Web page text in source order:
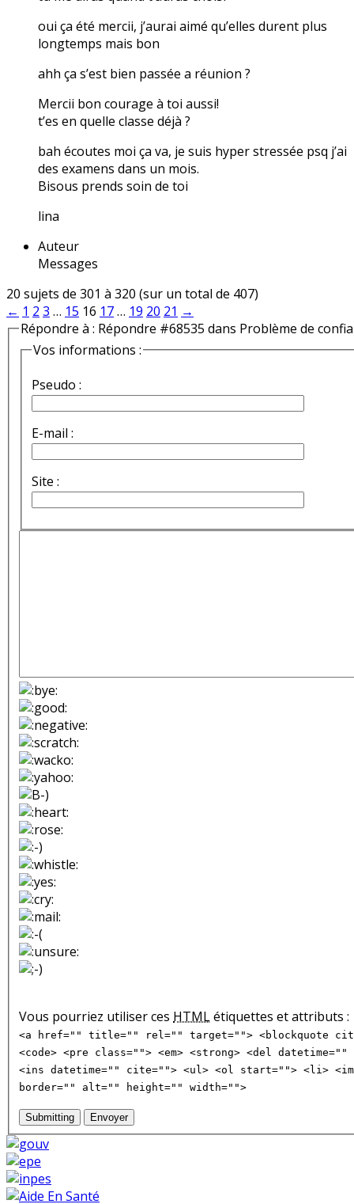
oui ça été mercii, j’aurai aimé qu’elles durent plus
longtemps mais bon
ahh ça s’est bien passée a réunion ?
Mercii bon courage à toi aussi!
t’es en quelle classe déjà ?
bah écoutes moi ça va, je suis hyper stressée psq j’ai
des examens dans un mois.
Bisous prends soin de toi
lina
Auteur
Messages
20 sujets de 301 à 320 (sur un total de 407)
← 1 2 3 … 15 16 17… 19 20 21 →
Répondre à : Répondre #68535 dans Problème de
Vos informations :
Pseudo :
E-mail :
Site :
Vous pourriez utiliser ces HTMLétiquettes et attributs :
<a href="" title="" rel="" target=""> <blockquote
<code> <pre class=""> <em> <strong> <del
<ins datetime="" cite=""> <ul> <ol start=""> <li>
border="" alt="" height="" width="">
Submitting Envoyer